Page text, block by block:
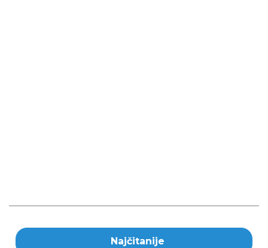
Najčitanije